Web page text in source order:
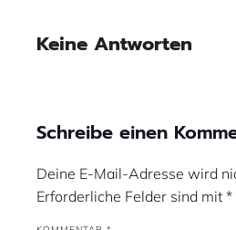
Keine Antworten
Schreibe einen
Deine E-Mail-Adresse wird
Erforderliche Felder sind mit *